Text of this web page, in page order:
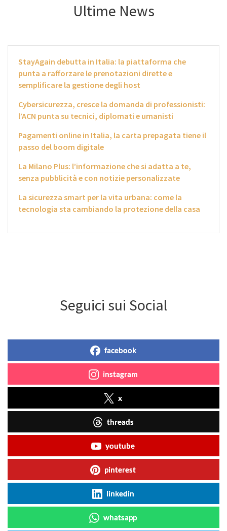
Ultime News
StayAgain debutta in Italia: la piattaforma che
punta a rafforzare le prenotazioni dirette e
semplificare la gestione degli host
Cybersicurezza, cresce la domanda di professionisti:
l’ACN punta su tecnici, diplomati e umanisti
Pagamenti online in Italia, la carta prepagata tiene il
passo del boom digitale
La Milano Plus: l’informazione che si adatta a te,
senza pubblicità e con notizie personalizzate
La sicurezza smart per la vita urbana: come la
tecnologia sta cambiando la protezione della casa
Seguici sui Social
facebook
instagram
x
threads
youtube
pinterest
linkedin
whatsapp